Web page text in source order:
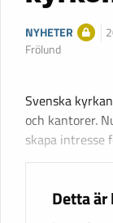
NYHETER
Frölund
Svenska
och kantorer.
skapa intresse
Detta